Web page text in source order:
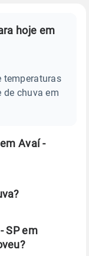
hoje em
temperaturas
de chuva em
Avaí -
SP em